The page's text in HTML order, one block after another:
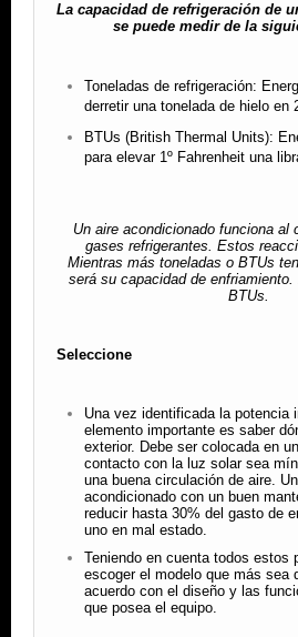
La capacidad de refrigeración de
se puede medir de la
Toneladas de refrigeración:
derretir una tonelada de hielo en
BTUs (British Thermal Units):
para elevar 1º Fahrenheit una
Un aire acondicionado funciona al
gases refrigerantes. Estos
Mientras más toneladas o BTUs
será su capacidad de enfriamiento.
BTUs.
Seleccione
Una vez identificada la potencia
elemento importante es saber
exterior. Debe ser colocada en
contacto con la luz solar sea
una buena circulación de aire.
acondicionado con un buen
reducir hasta 30% del gasto de
uno en mal estado.
Teniendo en cuenta todos estos
escoger el modelo que más sea
acuerdo con el diseño y las
que posea el equipo.